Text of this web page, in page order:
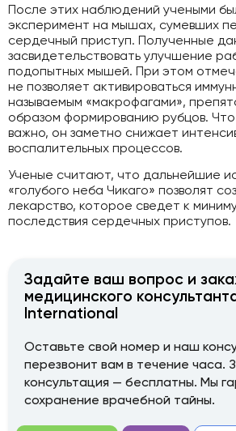
После этих наблюдений учеными
эксперимент на мышах, сумевших
сердечный приступ. Полученные
засвидетельствовать улучшение
подопытных мышей. При этом
не позволяет активироваться
называемым «макрофагами»,
образом формированию рубцов.
важно, он заметно снижает
воспалительных процессов.
Ученые считают, что дальнейшие
«голубого неба Чикаго» позволят
лекарство, которое сведет к
последствия сердечных приступов.
Задайте ваш вопрос и
медицинского
International
Оставьте свой номер и наш
перезвонит вам в течение часа.
консультация — бесплатны. Мы
сохранение врачебной тайны.